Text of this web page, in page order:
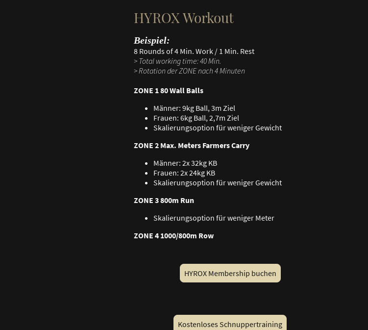
HYROX Membership buchen
Kostenloses Schnuppertraining
HYROX Workout
Beispiel:
8 Rounds of 4 Min. Work / 1 Min. Rest
> Total working time: 40 Min.
> Rotation der ZONE nach 4 Minuten
ZONE 1 80 Wall Balls
Männer: 9kg Ball, 3m Ziel
Frauen: 6kg Ball, 2,7m Ziel
Skalierungsoption für weniger Gewicht
ZONE 2 Max. Meters Farmers Carry
Männer: 2x 32kg KB
Frauen: 2x 24kg KB
Skalierungsoption für weniger Gewicht
ZONE 3 800m Run
Skalierungsoption für weniger Meter
ZONE 4 1000/800m Row